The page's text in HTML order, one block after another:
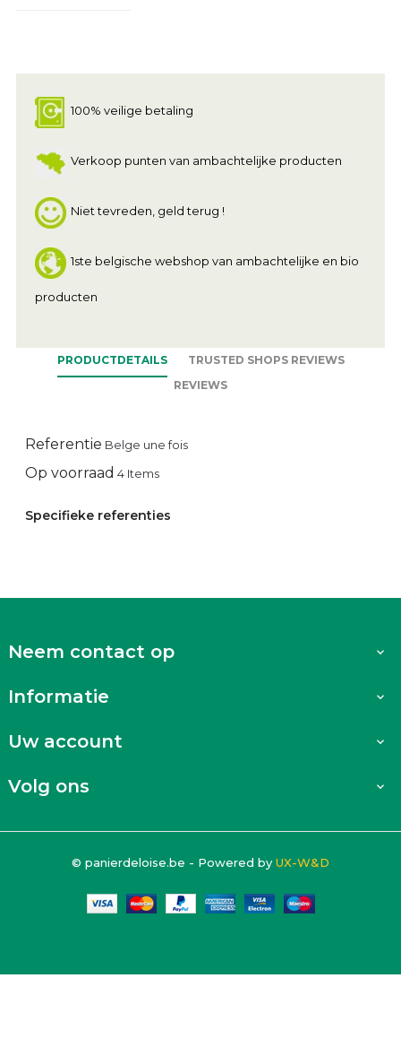
100% veilige betaling
Verkoop punten van ambachtelijke producten
Niet tevreden, geld terug !
1ste belgische webshop van ambachtelijke en bio
producten
PRODUCTDETAILS
TRUSTED SHOPS REVIEWS
REVIEWS
Referentie Belge une fois
Op voorraad 4 Items
Specifieke referenties
Neem contact op 
Informatie 
Uw account 
Volg ons 
© panierdeloise.be - Powered by UX-W&D